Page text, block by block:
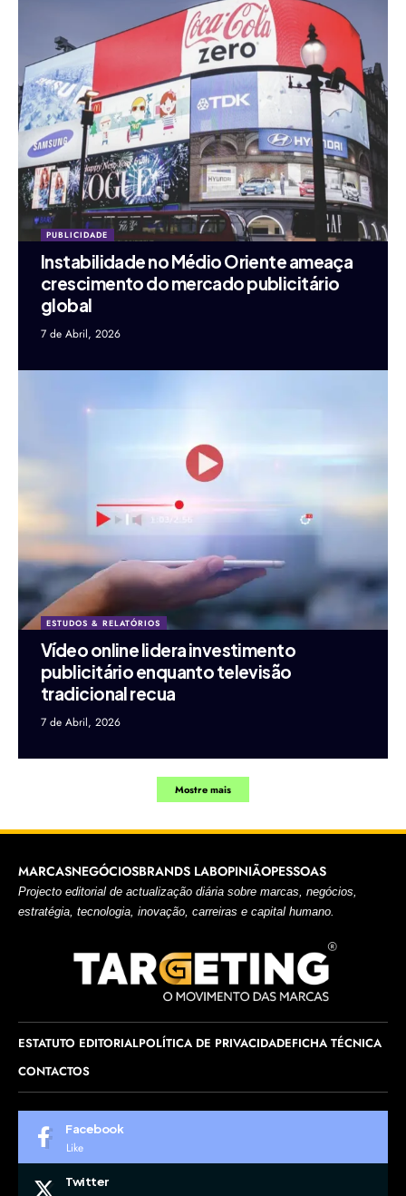
PUBLICIDADE
Instabilidade no Médio Oriente ameaça
crescimento do mercado publicitário
global
7 de Abril, 2026
ESTUDOS & RELATÓRIOS
Vídeo online lidera investimento
publicitário enquanto televisão
tradicional recua
7 de Abril, 2026
Mostre mais
MARCASNEGÓCIOSBRANDS LABOPINIÃOPESSOAS
Projecto editorial de actualização diária sobre marcas, negócios,
estratégia, tecnologia, inovação, carreiras e capital humano.
ESTATUTO EDITORIALPOLÍTICA DE PRIVACIDADEFICHA TÉCNICA
CONTACTOS
Facebook
Like
Twitter